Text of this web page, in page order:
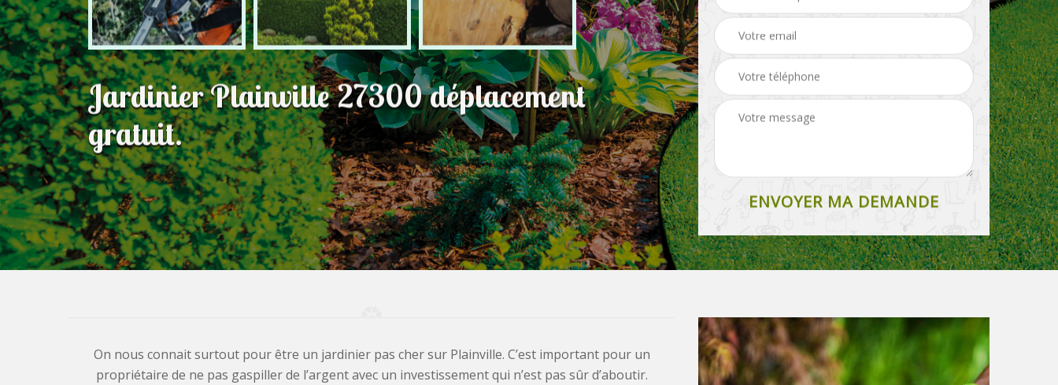
Jardinier Plainville 27300 déplacement
gratuit.
On nous connait surtout pour être un jardinier pas cher sur Plainville. C’est important pour un
propriétaire de ne pas gaspiller de l’argent avec un investissement qui n’est pas sûr d’aboutir.